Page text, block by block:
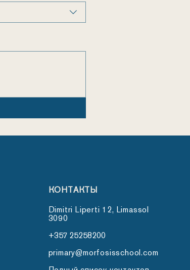
КОНТАКТЫ
Dimitri Liperti 12, Limassol
3090
+357 25258200
primary@morfosisschool.com